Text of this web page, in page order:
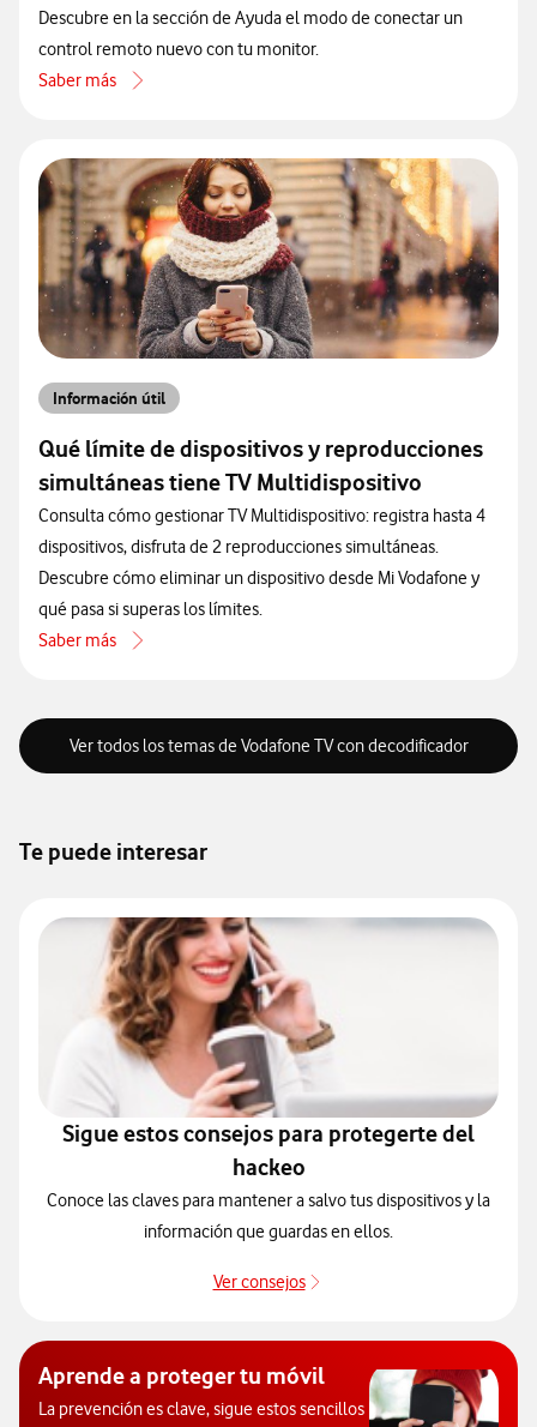
Descubre en la sección de Ayuda el modo de conectar un
control remoto nuevo con tu monitor.
Saber más
acerca de Instrucciones para configurar tu mando de Vodafone TV
Información útil
Qué límite de dispositivos y reproducciones
simultáneas tiene TV Multidispositivo
Consulta cómo gestionar TV Multidispositivo: registra hasta 4
dispositivos, disfruta de 2 reproducciones simultáneas.
Descubre cómo eliminar un dispositivo desde Mi Vodafone y
qué pasa si superas los límites.
Saber más
acerca de Qué límite de dispositivos y reproducciones
Ver todos los temas de Vodafone TV con decodificador
Te puede interesar
Sigue estos consejos para protegerte del
hackeo
Conoce las claves para mantener a salvo tus dispositivos y la
información que guardas en ellos.
Ver consejos
Aprende a proteger tu móvil
La prevención es clave, sigue estos sencillos